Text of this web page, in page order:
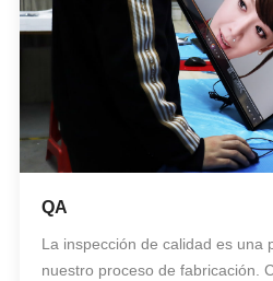
QA
La inspección de calidad es una
nuestro proceso de fabricación.